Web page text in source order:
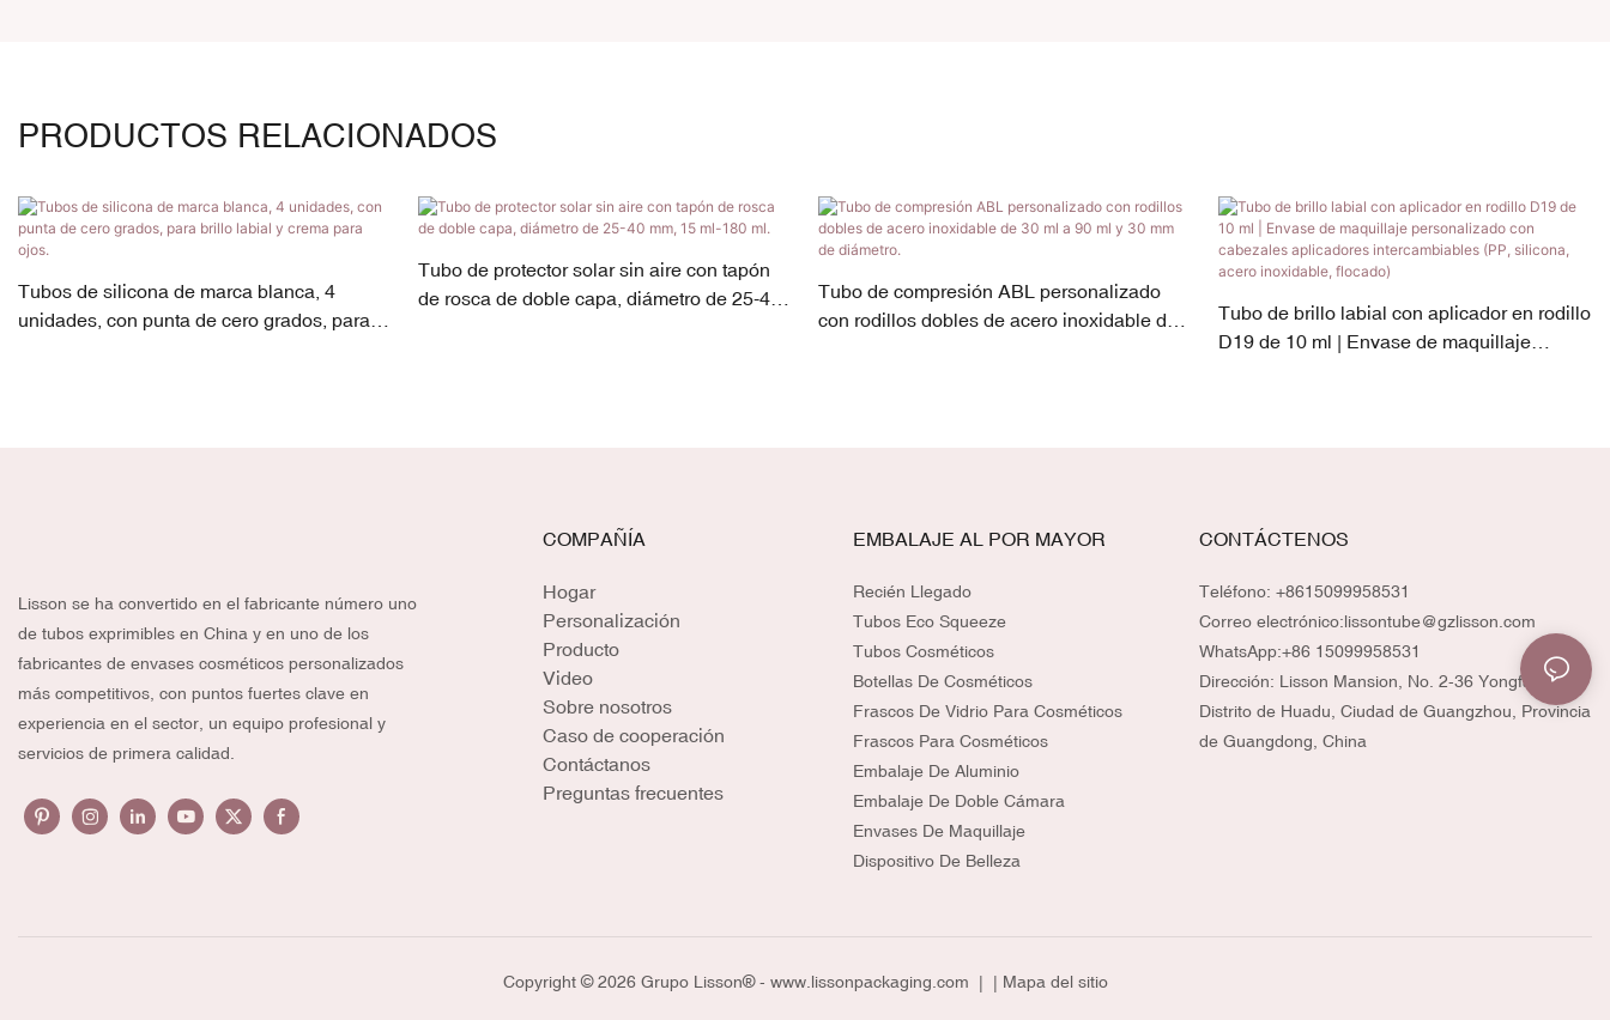
PRODUCTOS RELACIONADOS
Tubos de silicona de marca blanca, 4
unidades, con punta de cero grados, para
Tubo de protector solar sin aire con tapón
de rosca de doble capa, diámetro de 25-40
Tubo de compresión ABL personalizado
con rodillos dobles de acero inoxidable de
Tubo de brillo labial con aplicador en rodillo
D19 de 10 ml | Envase de maquillaje
Lisson se ha convertido en el fabricante número uno
de tubos exprimibles en China y en uno de los
fabricantes de envases cosméticos personalizados
más competitivos, con puntos fuertes clave en
experiencia en el sector, un equipo profesional y
servicios de primera calidad.
COMPAÑÍA
Hogar
Personalización
Producto
Video
Sobre nosotros
Caso de cooperación
Contáctanos
Preguntas frecuentes
EMBALAJE AL POR MAYOR
Recién Llegado
Tubos Eco Squeeze
Tubos Cosméticos
Botellas De Cosméticos
Frascos De Vidrio Para Cosméticos
Frascos Para Cosméticos
Embalaje De Aluminio
Embalaje De Doble Cámara
Envases De Maquillaje
Dispositivo De Belleza
CONTÁCTENOS
Teléfono: +8615099958531
Correo electrónico:lissontube@gzlisson.com
WhatsApp:+86 15099958531
Dirección: Lisson Mansion, No. 2-36 Yongfa Road,
Distrito de Huadu, Ciudad de Guangzhou, Provincia
de Guangdong, China
Copyright © 2026 Grupo Lisson® - www.lissonpackaging.com | | Mapa del sitio